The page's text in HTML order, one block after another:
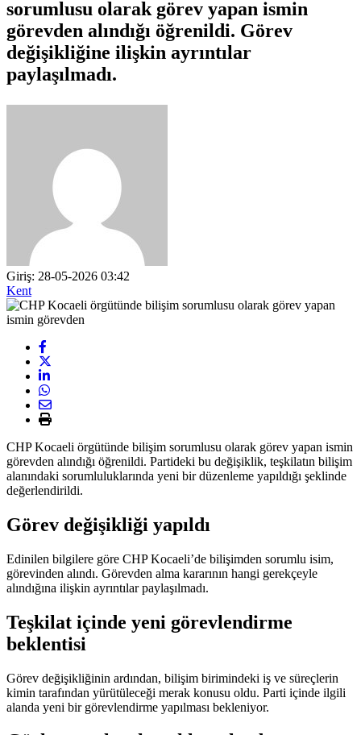
sorumlusu olarak görev yapan ismin
görevden alındığı öğrenildi. Görev
değişikliğine ilişkin ayrıntılar
paylaşılmadı.
Giriş: 28-05-2026 03:42
Kent
CHP Kocaeli örgütünde bilişim sorumlusu olarak görev yapan ismin
görevden alındığı öğrenildi. Partideki bu değişiklik, teşkilatın bilişim
alanındaki sorumluluklarında yeni bir düzenleme yapıldığı şeklinde
değerlendirildi.
Görev değişikliği yapıldı
Edinilen bilgilere göre CHP Kocaeli’de bilişimden sorumlu isim,
görevinden alındı. Görevden alma kararının hangi gerekçeyle
alındığına ilişkin ayrıntılar paylaşılmadı.
Teşkilat içinde yeni görevlendirme
beklentisi
Görev değişikliğinin ardından, bilişim birimindeki iş ve süreçlerin
kimin tarafından yürütüleceği merak konusu oldu. Parti içinde ilgili
alanda yeni bir görevlendirme yapılması bekleniyor.